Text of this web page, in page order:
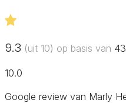
9.3 (uit 10) op basis van 43
10.0
Google review van Marly